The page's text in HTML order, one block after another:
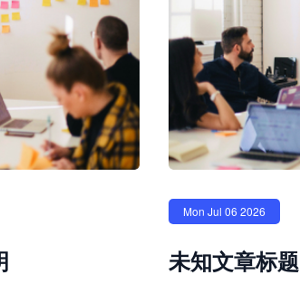
Mon Jul 06 2026
未知文章标题